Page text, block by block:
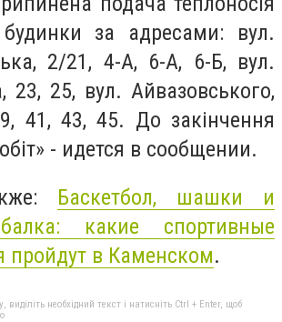
за адресами: вул.
2/21, 4-А, 6-А, 6-Б, вул.
23, 25, вул. Айвазовського,
41, 43, 45. До закінчення
- идется в сообщении.
Баскетбол, шашки и
какие спортивные
пройдут в Каменском.
необхідний текст і натисніть Ctrl + Enter, щоб